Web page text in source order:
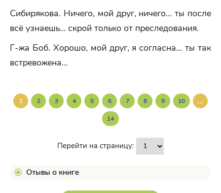
Сибирякова. Ничего, мой друг, ничего… ты после
всё узнаешь… скрой только от преследования.
Г-жа Боб. Хорошо, мой друг, я согласна… ты так
встревожена…
1 2 3 4 5 6 7 8 9 10 ...
14
Перейти на страницу:
Отывы о книге